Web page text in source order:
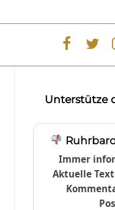
Unterstütze
Immer
Aktuelle